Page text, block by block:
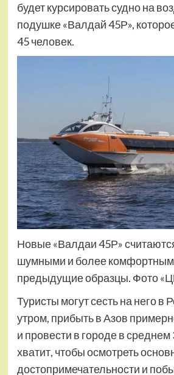
будет курсировать судно на
подушке «Валдай 45Р»,
45 человек.
Новые «Валдаи 45Р»
шумными и более
предыдущие образцы. Фото
Туристы могут сесть на него в
утром, прибыть в Азов
и провести в городе в среднем
хватит, чтобы осмотреть
достопримечательности и